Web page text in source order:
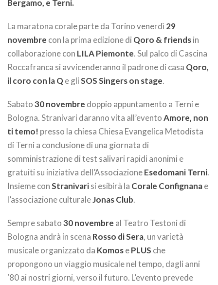
Bergamo, e Terni.
La maratona corale parte da Torino venerdì 29
novembre con la prima edizione di Qoro & friendsin
collaborazione con LILA Piemonte. Sul palco di Cascina
Roccafranca si avvicenderanno il padrone di casa Qoro,
il coro con la Qe gliSOS Singers on stage.
Sabato30 novembre doppio appuntamento a Terni e
Bologna. Stranivari daranno vita all’eventoAmore, non
ti temo! presso la chiesa Chiesa Evangelica Metodista
di Terni a conclusione di una giornata di
somministrazione di test salivari rapidi anonimi e
gratuiti su iniziativa dell’AssociazioneEsedomani Terni.
Insieme conStranivarisi esibirà la Corale Confignanae
l’associazione culturaleJonas Club.
Sempre sabato30 novembre al Teatro Testoni di
Bologna andrà in scena Rosso di Sera, un varietà
musicale organizzato da KomosePLUS che
propongono un viaggio musicale nel tempo, dagli anni
‘80 ai nostri giorni, verso il futuro. L’evento prevede